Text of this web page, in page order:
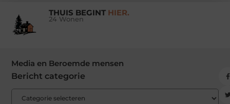
THUIS BEGINT HIER.
24 Wonen
Media en Beroemde mensen
Bericht categorie